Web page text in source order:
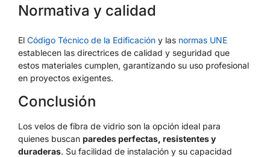
Normativa y calidad
El Código Técnico de la Edificación y las normas UNE
establecen las directrices de calidad y seguridad que
estos materiales cumplen, garantizando su uso profesional
en proyectos exigentes.
Conclusión
Los velos de fibra de vidrio son la opción ideal para
quienes buscan paredes perfectas, resistentes y
duraderas. Su facilidad de instalación y su capacidad